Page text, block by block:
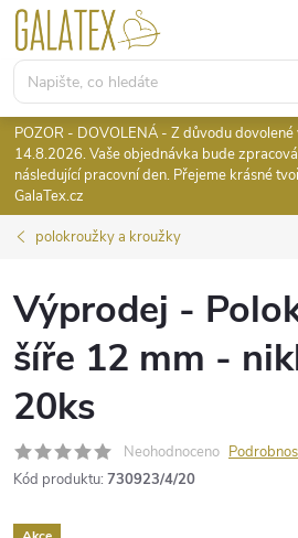
Přejít
obsah
POZOR - DOVOLENÁ - Z důvodu
14.8.2026. Vaše objednávka bude
následující pracovní den. Přejeme krásné
GalaTex.cz
polokroužky a kroužky
Výprodej -
šíře 12 mm -
20ks
Neohodnoceno
Kód produktu: 730923/4/20